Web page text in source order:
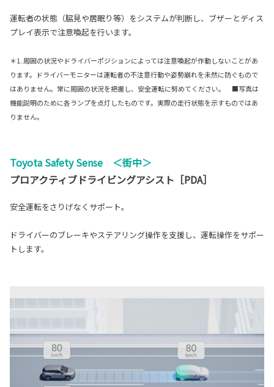
運転者の状態（脇見や居眠り等）をシステムが判断し、ブザーとディス
プレイ表示で注意喚起を行います。
＊1. 周囲の状況やドライバーポジションによっては注意喚起が作動しないことがあ
ります。ドライバーモニターは運転者の不注意行動や姿勢崩れを未然に防ぐもので
はありません。常に周囲の状況を把握し、安全運転に努めてください。 ■写真は
機能説明のために各ランプを点灯したものです。実際の走行状態を示すものではあ
りません。
Toyota Safety Sense ＜街中＞
プロアクティブドライビングアシスト［PDA］
安全運転をさりげなくサポート。
ドライバーのブレーキやステアリング操作を支援し、運転操作をサポー
トします。